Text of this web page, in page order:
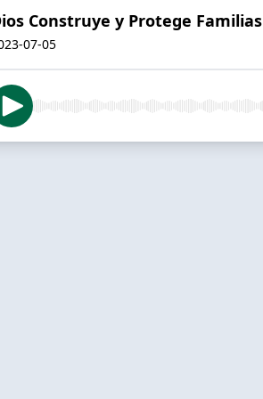
Construye y Protege Familias
07-05